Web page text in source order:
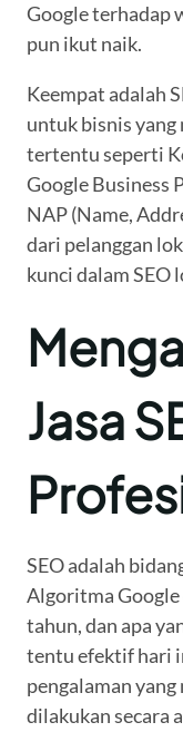
Google terhadap
pun ikut naik.
Keempat adalah
untuk bisnis yang
tertentu seperti
Google Business
NAP (Name,
dari pelanggan
kunci dalam SEO
Jasa
SEO adalah
Algoritma
tahun, dan apa
tentu efektif hari
pengalaman yang
dilakukan secara